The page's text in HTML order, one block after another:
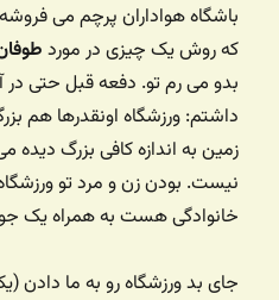
باشگاه هواداران پرچم می
که روش یک چیزی در مورد
بدو می رم تو. دفعه قبل حتی
داشتم: ورزشگاه اونقدرها هم
زمین به اندازه کافی بزرگ
نیست. بودن زن و مرد تو
خانوادگی هست به همراه یک
جای بد ورزشگاه رو به ما